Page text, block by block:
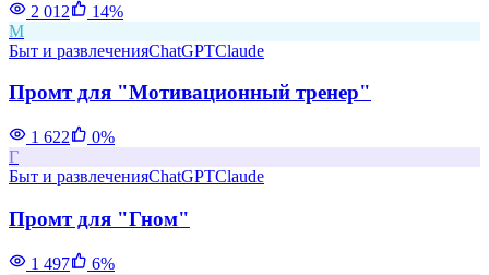
2 012 14%
М
Быт и развлеченияChatGPTClaude
Промт для "Мотивационный тренер"
1 622 0%
Г
Быт и развлеченияChatGPTClaude
Промт для "Гном"
1 497 6%